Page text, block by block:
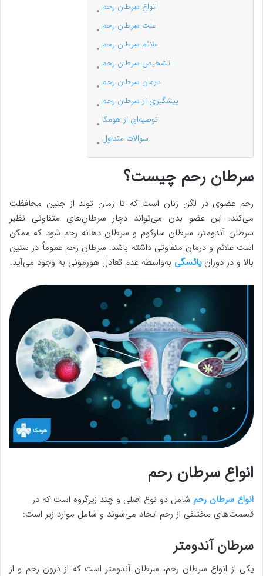
انواع سرطان رحم
علت سرطان رحم
علائم سرطان رحم
تشخیص سرطان رحم
درمان سرطان رحم
پیشگیری از سرطان رحم
توصیه‌ای از هومکا
سوالات متداول
سرطان رحم چیست؟
رحم عضوی در لگن زنان است که تا زمان تولد از جنین محافظت
می‌کند. این عضو بدن می‌تواند دچار سرطان‌های متفاوتی نظیر
سرطان آندومتر، سرطان سارکوم و سرطان دهانه رحم شود که ممکن
است علائم و درمان متفاوتی داشته باشد. سرطان رحم عموماً در سنین
بالا و در دورانیائسگی به‌واسطه عدم تعادل هورمونی به وجود می‌آید.
انواع سرطان رحم
انواع سرطان رحم شامل دو نوع اصلی و چند زیرگروه است که در
قسمت‌های مختلفی از رحم ایجاد می‌شوند و شامل موارد زیر است:
سرطان آندومتر
یکی از انواع سرطان رحم، سرطان آندومتر است که از درون رحم و از